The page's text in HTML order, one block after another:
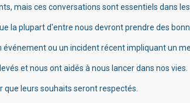
mais ces conversations sont essentiels dans
la plupart d'entre nous devront prendre des
ou un incident récent impliquant un
et nous ont aidés à nous lancer dans nos vies.
leurs souhaits seront respectés.